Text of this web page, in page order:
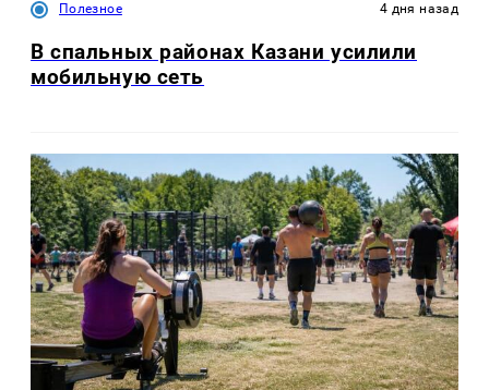
Полезное 4 дня назад
В спальных районах Казани усилили
мобильную сеть